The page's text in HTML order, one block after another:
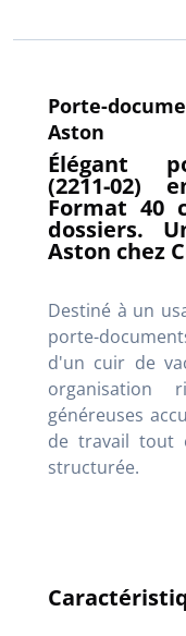
Porte-
Aston
Élégant
(2211-02)
Format 40
dossiers.
Aston chez
Destiné à un
porte-
d'un cuir de
organisation
généreuses
de travail tout
structurée.